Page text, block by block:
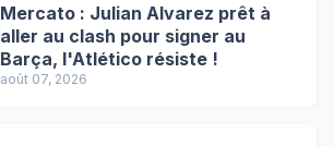
Mercato : Julian Alvarez prêt à
aller au clash pour signer au
Barça, l'Atlético résiste !
août 07, 2026